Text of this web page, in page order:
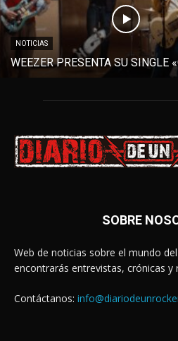
NOTICIAS
WEEZER PRESENTA SU SINGLE
SOBRE
Web de noticias sobre el mundo
encontrarás entrevistas, crónicas
Contáctanos: